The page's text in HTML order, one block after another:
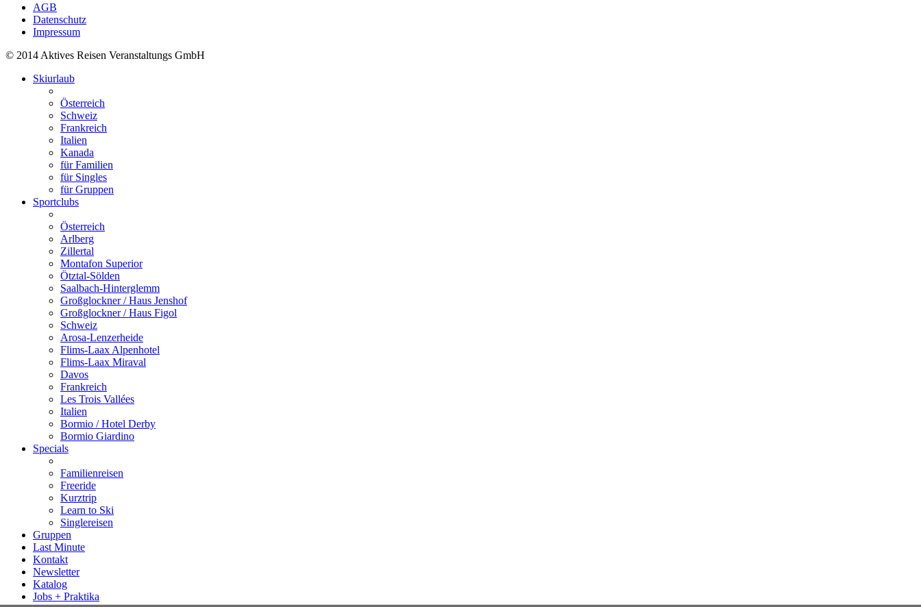
AGB
Datenschutz
Impressum
© 2014 Aktives Reisen Veranstaltungs GmbH
Skiurlaub
Österreich
Schweiz
Frankreich
Italien
Kanada
für Familien
für Singles
für Gruppen
Sportclubs
Österreich
Arlberg
Zillertal
Montafon Superior
Ötztal-Sölden
Saalbach-Hinterglemm
Großglockner / Haus Jenshof
Großglockner / Haus Figol
Schweiz
Arosa-Lenzerheide
Flims-Laax Alpenhotel
Flims-Laax Miraval
Davos
Frankreich
Les Trois Vallées
Italien
Bormio / Hotel Derby
Bormio Giardino
Specials
Familienreisen
Freeride
Kurztrip
Learn to Ski
Singlereisen
Gruppen
Last Minute
Kontakt
Newsletter
Katalog
Jobs + Praktika